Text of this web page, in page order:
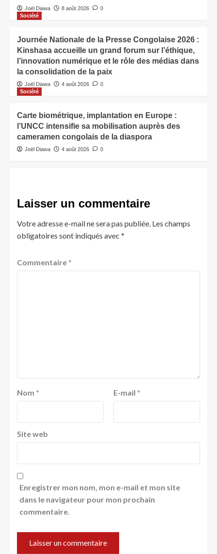
Joël Diawa 8 août 2026
0
Société
Journée Nationale de la Presse Congolaise 2026 :
Kinshasa accueille un grand forum sur l’éthique,
l’innovation numérique et le rôle des médias dans
la consolidation de la paix
Joël Diawa 4 août 2026
0
Société
Carte biométrique, implantation en Europe :
l’UNCC intensifie sa mobilisation auprès des
cameramen congolais de la diaspora
Joël Diawa 4 août 2026 0
Laisser un commentaire
Votre adresse e-mail ne sera pas publiée. Les champs
obligatoires sont indiqués avec *
Commentaire *
Nom * E-mail *
Site web
Enregistrer mon nom, mon e-mail et mon site
dans le navigateur pour mon prochain
commentaire.